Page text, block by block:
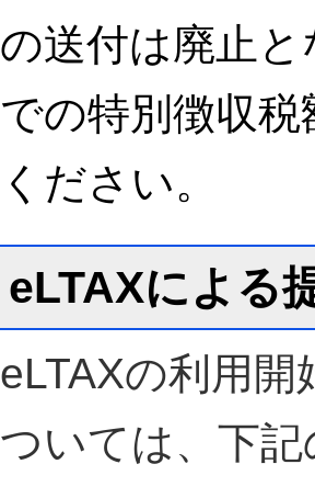
の送付は廃止
での特別徴収
ください。
eLTAXによる
eLTAXの利用
ついては、下